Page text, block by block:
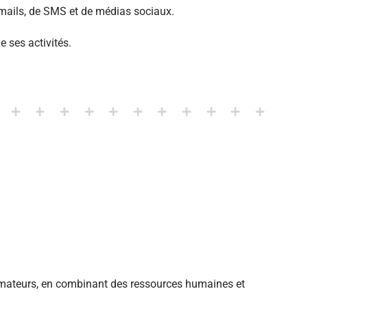
de SMS et de médias sociaux.
ses activités.
en combinant des ressources humaines et